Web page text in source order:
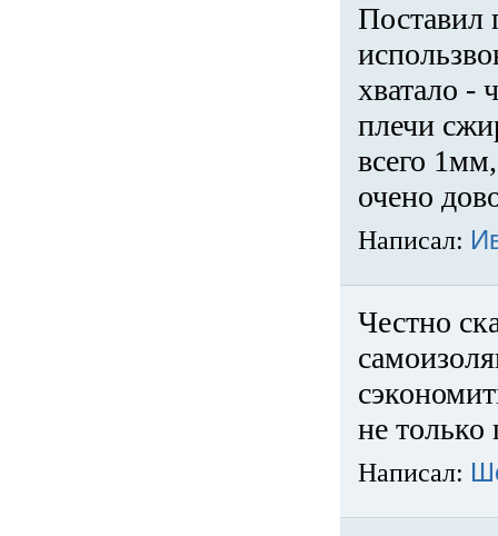
Поставил
хватало -
плечи
всего
очено
Написал:
Честно
не только
Написал: